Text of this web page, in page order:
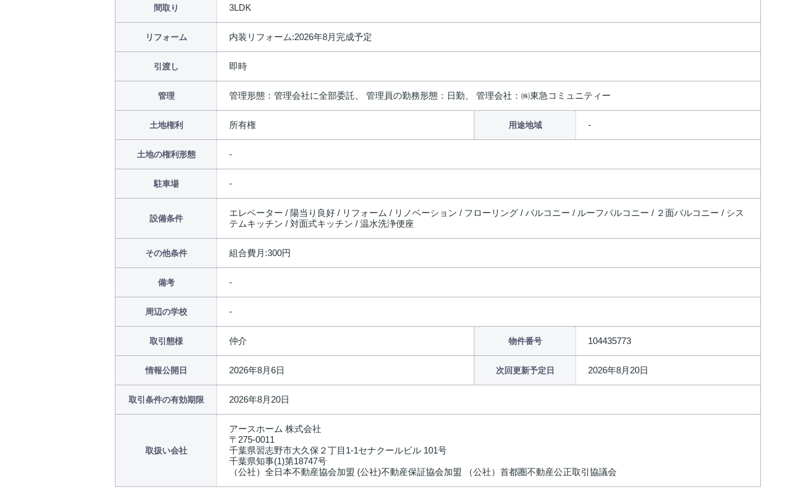
間取り 3LDK
リフォーム 内装リフォーム:2026年8月完成予定
引渡し 即時
管理 管理形態：管理会社に全部委託、 管理員の勤務形態：日勤、 管理会社：㈱東急コミュニティー
土地権利 所有権 用途地域
土地の権利形態
駐車場
設備条件
エレベーター / 陽当り良好 / リフォーム / リノベーション / フローリング / バルコニー / ルーフバルコニー / ２面バルコニー / シス
テムキッチン / 対面式キッチン / 温水洗浄便座
その他条件 組合費月:300円
備考
周辺の学校
取引態様 仲介 物件番号 104435773
情報公開日 2026年8月6日 次回更新予定日 2026年8月20日
取引条件の有効期限 2026年8月20日
取扱い会社
アースホーム 株式会社
〒275-0011
千葉県習志野市大久保２丁目1-1セナクールビル 101号
千葉県知事(1)第18747号
（公社）全日本不動産協会加盟 (公社)不動産保証協会加盟 （公社）首都圏不動産公正取引協議会